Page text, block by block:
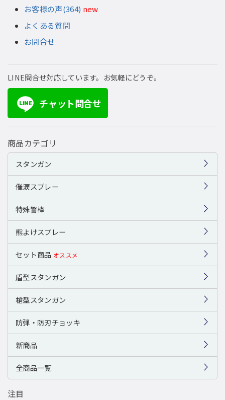
お客様の声(364) new
よくある質問
お問合せ
LINE問合せ対応しています。お気軽にどうぞ。
LINE チャット問合せ
商品カテゴリ
スタンガン
催涙スプレー
特殊警棒
熊よけスプレー
セット商品 オススメ
盾型スタンガン
槍型スタンガン
防弾・防刃チョッキ
新商品
全商品一覧
注目